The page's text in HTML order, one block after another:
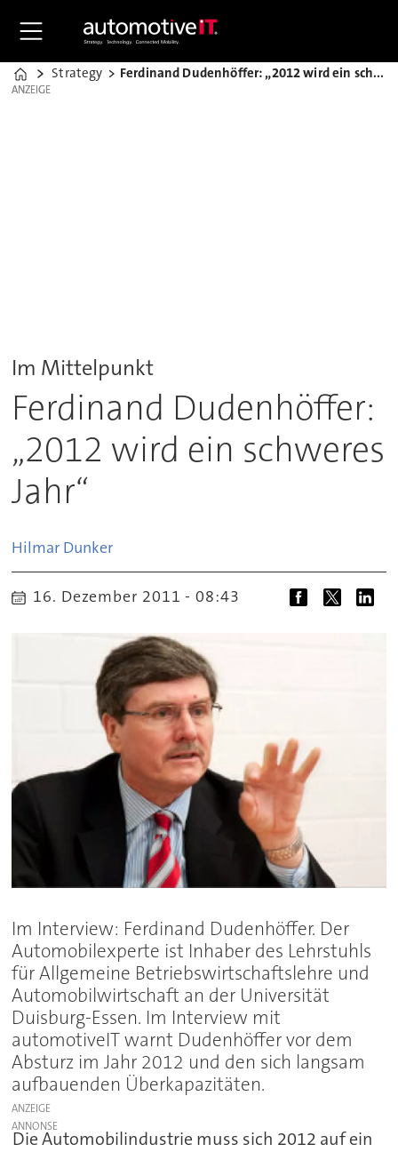
Home
Strategy Ferdinand Dudenhöffer: „2012 wird ein schweres Jahr“
ANZEIGE
ANZEIGE
Im Mittelpunkt
Ferdinand Dudenhöffer:
„2012 wird ein schweres
Jahr“
Hilmar Dunker
16. Dezember 2011 - 08:43
Im Interview: Ferdinand Dudenhöffer. Der
Automobilexperte ist Inhaber des Lehrstuhls
für Allgemeine Betriebswirtschaftslehre und
Automobilwirtschaft an der Universität
Duisburg-Essen. Im Interview mit
automotiveIT warnt Dudenhöffer vor dem
Absturz im Jahr 2012 und den sich langsam
aufbauenden Überkapazitäten.
ANZEIGE
Die Automobilindustrie muss sich 2012 auf ein